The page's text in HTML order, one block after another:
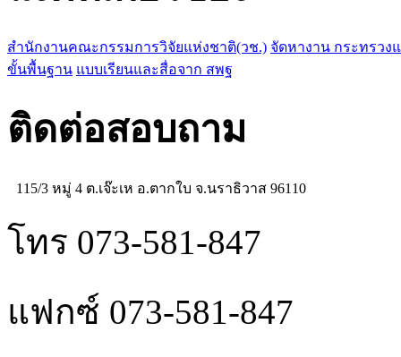
สำนักงานคณะกรรมการวิจัยแห่งชาติ(วช.) จัดหางาน กระทรวง
ขั้นพื้นฐาน แบบเรียนและสื่อจาก สพฐ
ติดต่อสอบถาม
115/3 หมู่ 4 ต.เจ๊ะเห อ.ตากใบ จ.นราธิวาส 96110
โทร 073-581-847
แฟกซ์ 073-581-847